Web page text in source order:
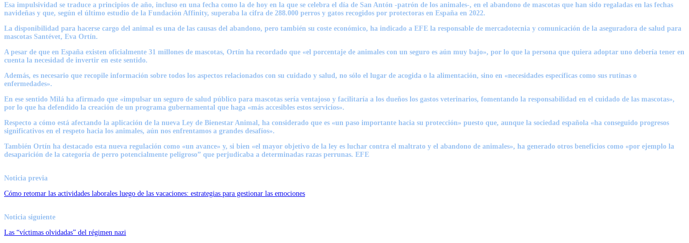
Esa impulsividad se traduce a principios de año, incluso en una fecha como la de hoy en la que se celebra el día de San Antón -patrón de los animales-, en el abandono de mascotas que han sido regaladas en las fechas
navideñas y que, según el último estudio de la Fundación Affinity, superaba la cifra de 288.000 perros y gatos recogidos por protectoras en España en 2022.
La disponibilidad para hacerse cargo del animal es una de las causas del abandono, pero también su coste económico, ha indicado a EFE la responsable de mercadotecnia y comunicación de la aseguradora de salud para
mascotas Santévet, Eva Ortín.
A pesar de que en España existen oficialmente 31 millones de mascotas, Ortín ha recordado que «el porcentaje de animales con un seguro es aún muy bajo», por lo que la persona que quiera adoptar uno debería tener en
cuenta la necesidad de invertir en este sentido.
Además, es necesario que recopile información sobre todos los aspectos relacionados con su cuidado y salud, no sólo el lugar de acogida o la alimentación, sino en «necesidades específicas como sus rutinas o
enfermedades».
En ese sentido Milá ha afirmado que «impulsar un seguro de salud público para mascotas sería ventajoso y facilitaría a los dueños los gastos veterinarios, fomentando la responsabilidad en el cuidado de las mascotas»,
por lo que ha defendido la creación de un programa gubernamental que haga «más accesibles estos servicios».
Respecto a cómo está afectando la aplicación de la nueva Ley de Bienestar Animal, ha considerado que es «un paso importante hacia su protección» puesto que, aunque la sociedad española «ha conseguido progresos
significativos en el respeto hacia los animales, aún nos enfrentamos a grandes desafíos».
También Ortín ha destacado esta nueva regulación como «un avance» y, si bien «el mayor objetivo de la ley es luchar contra el maltrato y el abandono de animales», ha generado otros beneficios como «por ejemplo la
desaparición de la categoría de perro potencialmente peligroso” que perjudicaba a determinadas razas perrunas. EFE
Noticia previa
Cómo retomar las actividades laborales luego de las vacaciones: estrategias para gestionar las emociones
Noticia siguiente
Las “víctimas olvidadas” del régimen nazi